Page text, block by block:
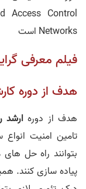
Networks است
فیلم معرفی
هدف از دوره
هدف از دوره ارشد
تامین امنیت
بتوانند راه حل های
پیاده سازی کنند.